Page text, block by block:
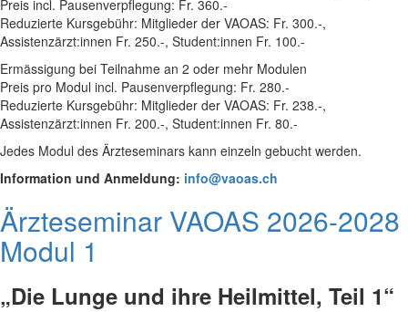
Preis incl. Pausenverpflegung: Fr. 360.-
Reduzierte Kursgebühr: Mitglieder der VAOAS: Fr. 300.-,
Assistenzärzt:innen Fr. 250.-, Student:innen Fr. 100.-
Ermässigung bei Teilnahme an 2 oder mehr Modulen
Preis pro Modul incl. Pausenverpflegung: Fr. 280.-
Reduzierte Kursgebühr: Mitglieder der VAOAS: Fr. 238.-,
Assistenzärzt:innen Fr. 200.-, Student:innen Fr. 80.-
Jedes Modul des Ärzteseminars kann einzeln gebucht werden.
Information und Anmeldung: info@vaoas.ch
Ärzteseminar VAOAS 2026-2028
Modul 1
„Die Lunge und ihre Heilmittel, Teil 1“